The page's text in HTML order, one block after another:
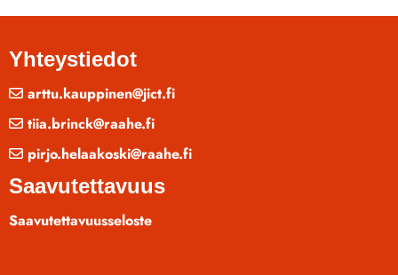
Yhteystiedot
arttu.kauppinen@jict.fi
tiia.brinck@raahe.fi
pirjo.helaakoski@raahe.fi
Saavutettavuus
Saavutettavuusseloste